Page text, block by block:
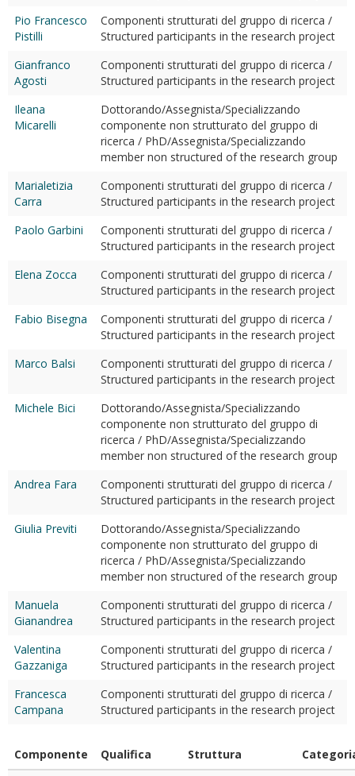
Pio Francesco
Pistilli
Componenti strutturati del gruppo di ricerca /
Structured participants in the research project
Gianfranco
Agosti
Componenti strutturati del gruppo di ricerca /
Structured participants in the research project
Ileana
Micarelli
Dottorando/Assegnista/Specializzando
componente non strutturato del gruppo di
ricerca / PhD/Assegnista/Specializzando
member non structured of the research group
Marialetizia
Carra
Componenti strutturati del gruppo di ricerca /
Structured participants in the research project
Paolo Garbini
Componenti strutturati del gruppo di ricerca /
Structured participants in the research project
Elena Zocca
Componenti strutturati del gruppo di ricerca /
Structured participants in the research project
Fabio Bisegna
Componenti strutturati del gruppo di ricerca /
Structured participants in the research project
Marco Balsi
Componenti strutturati del gruppo di ricerca /
Structured participants in the research project
Michele Bici
Dottorando/Assegnista/Specializzando
componente non strutturato del gruppo di
ricerca / PhD/Assegnista/Specializzando
member non structured of the research group
Andrea Fara
Componenti strutturati del gruppo di ricerca /
Structured participants in the research project
Giulia Previti
Dottorando/Assegnista/Specializzando
componente non strutturato del gruppo di
ricerca / PhD/Assegnista/Specializzando
member non structured of the research group
Manuela
Gianandrea
Componenti strutturati del gruppo di ricerca /
Structured participants in the research project
Valentina
Gazzaniga
Componenti strutturati del gruppo di ricerca /
Structured participants in the research project
Francesca
Campana
Componenti strutturati del gruppo di ricerca /
Structured participants in the research project
Componente Qualifica Struttura